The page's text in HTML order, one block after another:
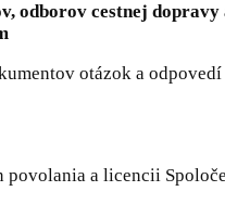
odborov cestnej
otázok a
a licencii